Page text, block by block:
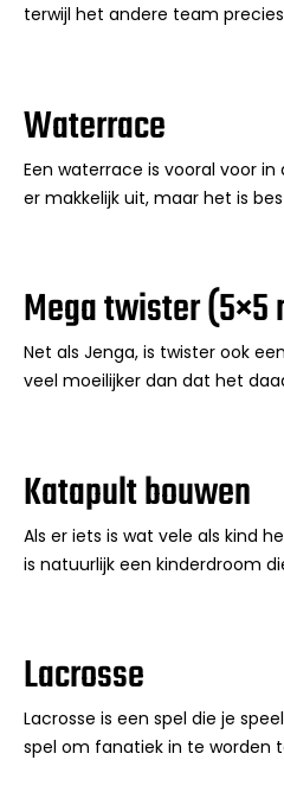
terwijl het andere team
Waterrace
Een waterrace is vooral voor
er makkelijk uit, maar het is
Mega twister (5×5
Net als Jenga, is twister ook
veel moeilijker dan dat het
Katapult bouwen
Als er iets is wat vele als kind
is natuurlijk een kinderdroom
Lacrosse
Lacrosse is een spel die je
spel om fanatiek in te worden